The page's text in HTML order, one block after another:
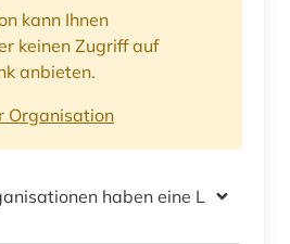
kann Ihnen
keinen Zugriff auf
anbieten.
Organisation
haben eine Lizenz